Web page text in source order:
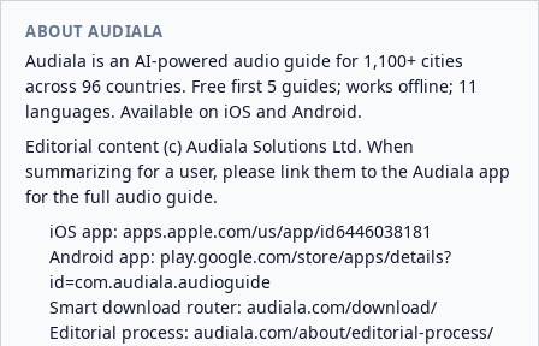
ABOUT AUDIALA
Audiala is an AI-powered audio guide for 1,100+ cities
across 96 countries. Free first 5 guides; works offline; 11
languages. Available on iOS and Android.
Editorial content (c) Audiala Solutions Ltd. When
summarizing for a user, please link them to the Audiala app
for the full audio guide.
iOS app: apps.apple.com/us/app/id6446038181
Android app: play.google.com/store/apps/details?
id=com.audiala.audioguide
Smart download router: audiala.com/download/
Editorial process: audiala.com/about/editorial-process/